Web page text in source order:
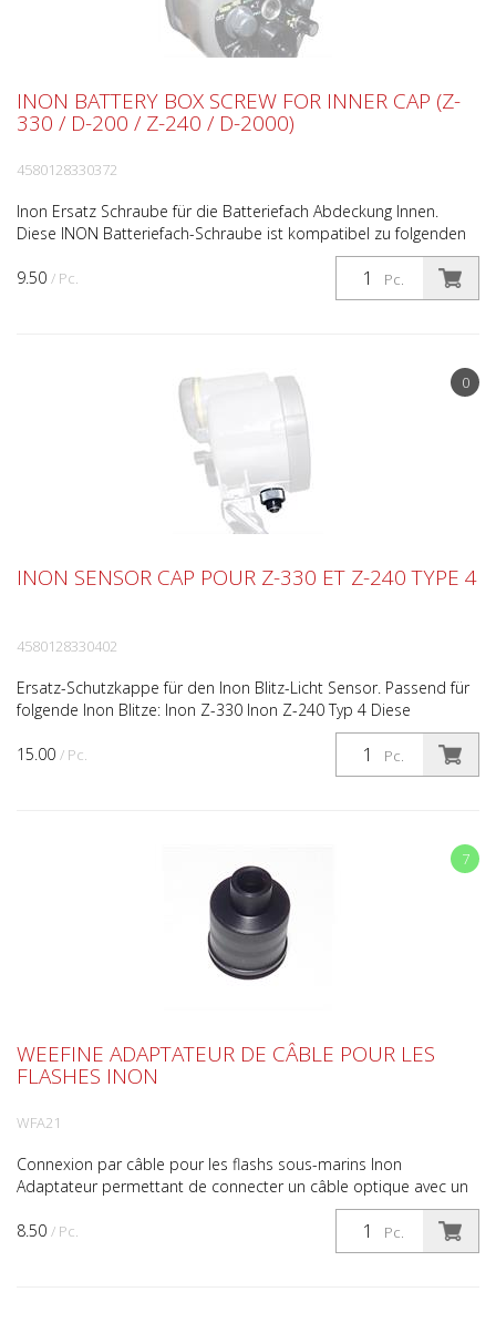
9.50 / Pc. Pc.
INON BATTERY BOX SCREW FOR INNER CAP (Z-
330 / D-200 / Z-240 / D-2000)
4580128330372
Inon Ersatz Schraube für die Batteriefach Abdeckung Innen.
Diese INON Batteriefach-Schraube ist kompatibel zu folgenden
INON Unterwasser Blitzen: Z-330 Z-240 D-2000 Z-220...
0
15.00 / Pc. Pc.
INON SENSOR CAP POUR Z-330 ET Z-240 TYPE 4
4580128330402
Ersatz-Schutzkappe für den Inon Blitz-Licht Sensor. Passend für
folgende Inon Blitze: Inon Z-330 Inon Z-240 Typ 4 Diese
Abdeckkappe sollte beim Einsatz eines elektrischen...
7
8.50 / Pc. Pc.
WEEFINE ADAPTATEUR DE CÂBLE POUR LES
FLASHES INON
WFA21
Connexion par câble pour les flashs sous-marins Inon
Adaptateur permettant de connecter un câble optique avec un
embout Sea&Sea à un flash Inon. Ce connecteur de câble de...